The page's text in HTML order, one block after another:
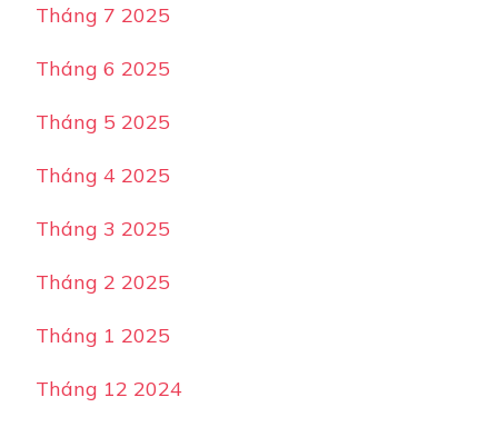
Tháng 7 2025
Tháng 6 2025
Tháng 5 2025
Tháng 4 2025
Tháng 3 2025
Tháng 2 2025
Tháng 1 2025
Tháng 12 2024